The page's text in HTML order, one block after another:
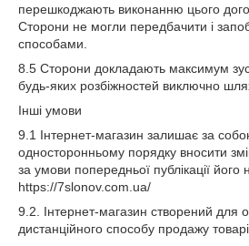
перешкоджають виконанню цього
Сторони не могли передбачити і
способами.
8.5 Сторони докладають максимум
будь-яких розбіжностей виключно
Інші умови
9.1 Інтернет-магазин залишає за
односторонньому порядку вносити
за умови попередньої публікації його
https://7slonov.com.ua/
9.2. Інтернет-магазин створений для
дистанційного способу продажу